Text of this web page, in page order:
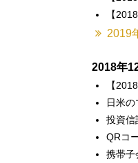
【
2019
2018年
【
日米
投資信
QRコ
携帯子